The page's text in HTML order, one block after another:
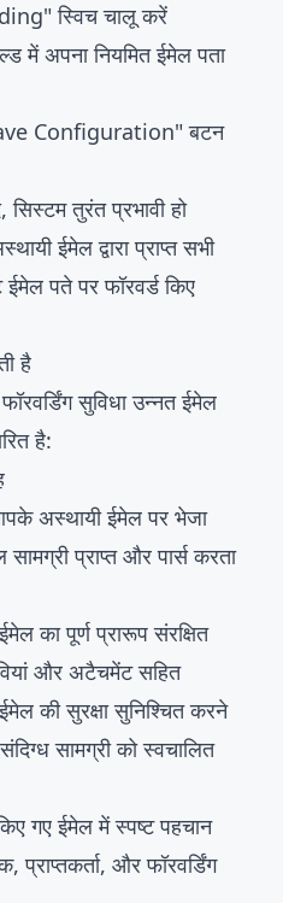
स्विच चालू करें
अपना नियमित ईमेल पता
Configuration" बटन
सिस्टम तुरंत प्रभावी हो
ईमेल द्वारा प्राप्त सभी
ईमेल पते पर फॉरवर्ड किए
है
सुविधा उन्नत ईमेल
है:
अस्थायी ईमेल पर भेजा
प्राप्त और पार्स करता
का पूर्ण प्रारूप संरक्षित
और अटैचमेंट सहित
की सुरक्षा सुनिश्चित करने
सामग्री को स्वचालित
गए ईमेल में स्पष्ट पहचान
और फॉरवर्डिंग